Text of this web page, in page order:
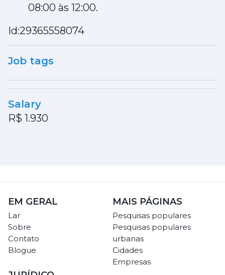
08:00 às 12:00.
Id:29365558074
Job tags
Salary
R$ 1.930
EM GERAL
Lar
Sobre
Contato
Blogue
MAIS PÁGINAS
Pesquisas populares
Pesquisas populares
urbanas
Cidades
Empresas